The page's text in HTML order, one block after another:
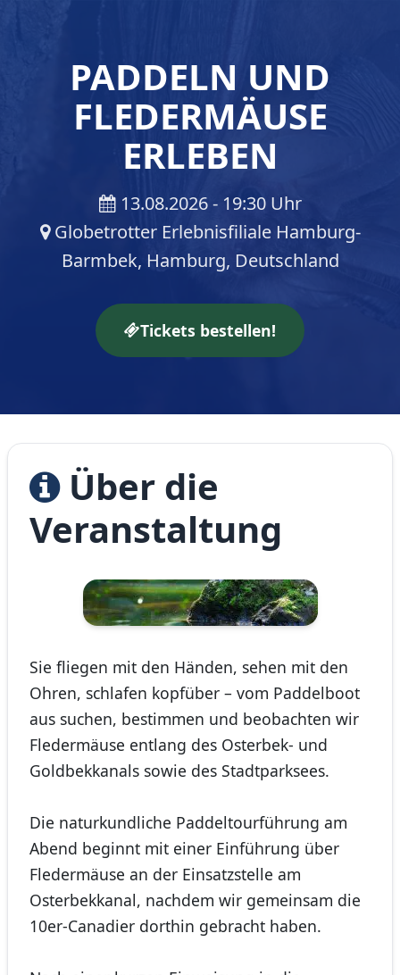
PADDELN UND
FLEDERMÄUSE
ERLEBEN
13.08.2026 - 19:30 Uhr
Globetrotter Erlebnisfiliale Hamburg-
Barmbek, Hamburg, Deutschland
Tickets bestellen!
Über die
Veranstaltung
Sie fliegen mit den Händen, sehen mit den
Ohren, schlafen kopfüber – vom Paddelboot
aus suchen, bestimmen und beobachten wir
Fledermäuse entlang des Osterbek- und
Goldbekkanals sowie des Stadtparksees.
Die naturkundliche Paddeltourführung am
Abend beginnt mit einer Einführung über
Fledermäuse an der Einsatzstelle am
Osterbekkanal, nachdem wir gemeinsam die
10er-Canadier dorthin gebracht haben.